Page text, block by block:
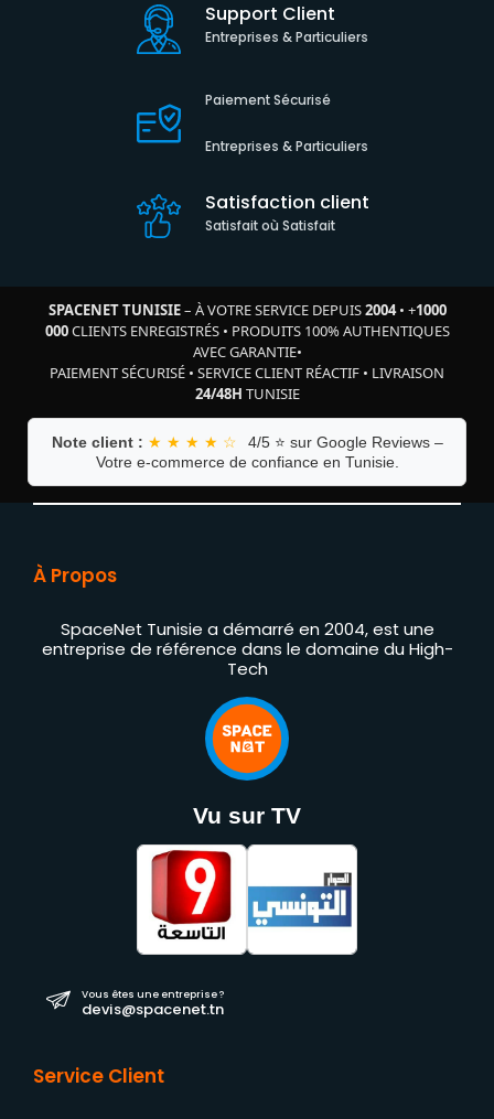
Support Client
Entreprises & Particuliers
Paiement Sécurisé
Entreprises & Particuliers
Satisfaction client
Satisfait où Satisfait
SPACENET TUNISIE– À VOTRE SERVICE DEPUIS2004• +1000
000CLIENTS ENREGISTRÉS• PRODUITS 100% AUTHENTIQUES
AVEC GARANTIE•
PAIEMENT SÉCURISÉ • SERVICE CLIENT RÉACTIF • LIVRAISON
24/48H TUNISIE
Note client : ★ ★ ★ ★ ☆
4/5 ⭐ sur Google Reviews –
Votre e-commerce de confiance en Tunisie.
À Propos
SpaceNet Tunisie a démarré en 2004, est une
entreprise de référence dans le domaine du High-
Tech
Vu sur TV
Vous êtes une entreprise ?
devis@spacenet.tn
Service Client